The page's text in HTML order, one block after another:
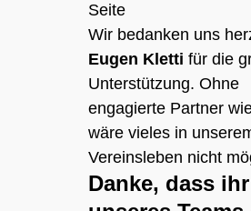
Seite
Wir bedanken uns
Eugen Kletti für die
Unterstützung. Ohne
engagierte Partner
wäre vieles in
Vereinsleben nicht
Danke, dass